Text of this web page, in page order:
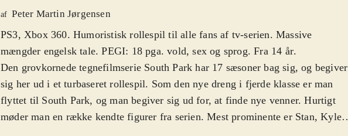
af Peter Martin Jørgensen
PS3, Xbox 360. Humoristisk rollespil til alle fans af tv-serien. Massive
mængder engelsk tale. PEGI: 18 pga. vold, sex og sprog. Fra 14 år.
Den grovkornede tegnefilmserie South Park har 17 sæsoner bag sig, og begiver
sig her ud i et turbaseret rollespil. Som den nye dreng i fjerde klasse er man
flyttet til South Park, og man begiver sig ud for, at finde nye venner. Hurtigt
møder man en række kendte figurer fra serien. Mest prominente er Stan, Kyle,